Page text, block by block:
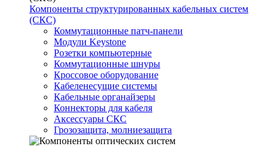
Компоненты структурированных кабельных систем
(СКС)
Коммутационные патч-панели
Модули Keystone
Розетки компьютерные
Коммутационные шнуры
Кроссовое оборудование
Кабеленесущие системы
Кабельные органайзеры
Коннекторы для кабеля
Аксессуары СКС
Грозозащита, молниезащита